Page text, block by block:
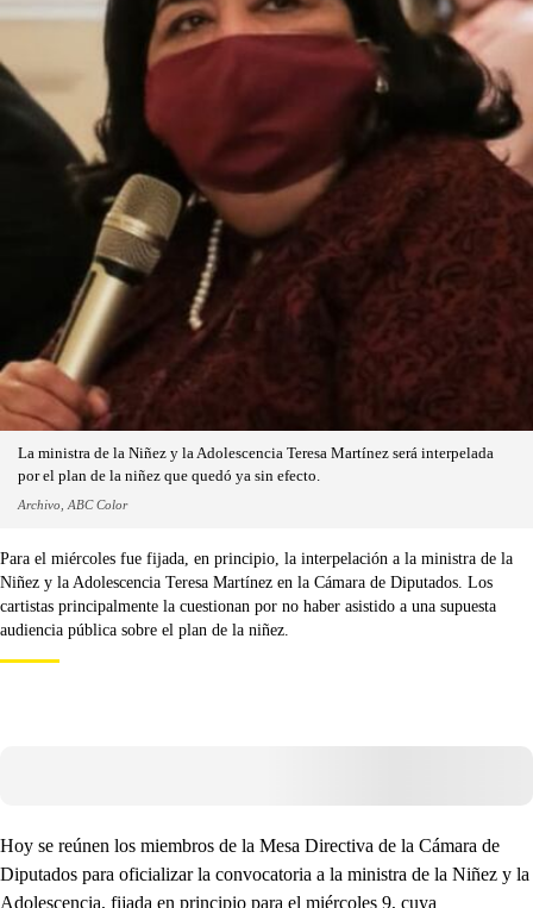
La ministra de la Niñez y la Adolescencia Teresa Martínez será interpelada
por el plan de la niñez que quedó ya sin efecto.
Archivo, ABC Color
Para el miércoles fue fijada, en principio, la interpelación a la ministra de la
Niñez y la Adolescencia Teresa Martínez en la Cámara de Diputados. Los
cartistas principalmente la cuestionan por no haber asistido a una supuesta
audiencia pública sobre el plan de la niñez.
Hoy se reúnen los miembros de la Mesa Directiva de la Cámara de
Diputados para oficializar la convocatoria a la ministra de la Niñez y la
Adolescencia, fijada en principio para el miércoles 9, cuya